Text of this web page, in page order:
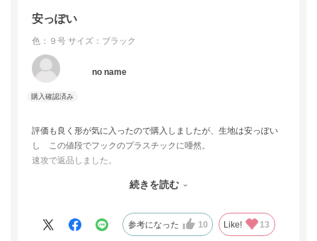
安っぽい
色：９号 サイズ：ブラック
no name
評価も良く形が気に入ったので購入しましたが、生地は安っぽい
し この値段でフックのプラスチックに唖然。
速攻で返品しました。
一週間経っても何も音沙汰無いので電話したら昨日届いていると
金額が金額だけに連絡は小まめにして欲しいと思います。
続きを読む
参考になった 10 Like! 13